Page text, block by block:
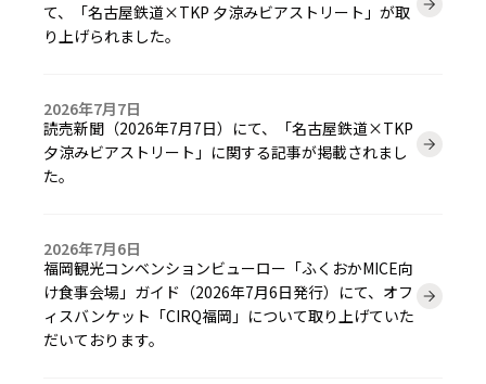
て、「名古屋鉄道×TKP 夕涼みビアストリート」が取
り上げられました。
2026年7月7日
読売新聞（2026年7月7日）にて、「名古屋鉄道×TKP
夕涼みビアストリート」に関する記事が掲載されまし
た。
2026年7月6日
福岡観光コンベンションビューロー「ふくおかMICE向
け食事会場」ガイド（2026年7月6日発行）にて、オフ
ィスバンケット「CIRQ福岡」について取り上げていた
だいております。